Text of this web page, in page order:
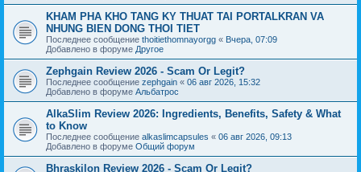
KHAM PHA KHO TANG KY THUAT TAI PORTALKRAN VA
NHUNG BIEN DONG THOI TIET
Последнее сообщение thoitiethomnayorgg « Вчера, 07:09
Добавлено в форуме Другое
Zephgain Review 2026 - Scam Or Legit?
Последнее сообщение zephgain « 06 авг 2026, 15:32
Добавлено в форуме Альбатрос
AlkaSlim Review 2026: Ingredients, Benefits, Safety & What
to Know
Последнее сообщение alkaslimcapsules « 06 авг 2026, 09:13
Добавлено в форуме Общий форум
Bhraskilon Review 2026 - Scam Or Legit?